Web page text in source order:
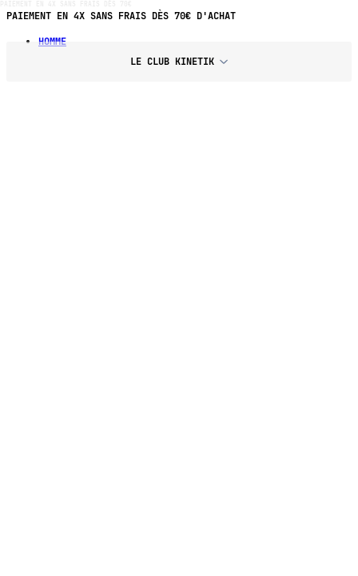
LIVRAISON GRATUITE DÈS 100€ D'ACHAT
HOMME
LE CLUB KINETIK